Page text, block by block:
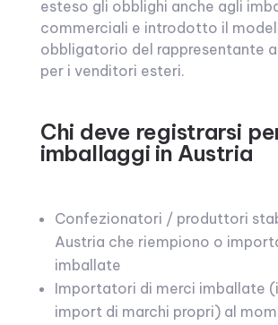
esteso gli obblighi anche agli
commerciali e introdotto il
obbligatorio del rappresentante
per i venditori esteri.
Chi deve registrarsi
imballaggi in Austria
Confezionatori / produttori
Austria che riempiono o
imballate
Importatori di merci imballate
import di marchi propri) al